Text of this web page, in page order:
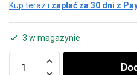
Kup teraz i zapłać za 30 dni z
3 w magazynie